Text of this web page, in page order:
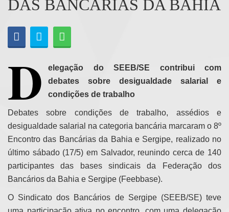
DAS BANCÁRIAS DA BAHIA
D
elegação do SEEB/SE contribui com
debates sobre desigualdade salarial e
condições de trabalho
Debates sobre condições de trabalho, assédios e
desigualdade salarial na categoria bancária marcaram o 8º
Encontro das Bancárias da Bahia e Sergipe, realizado no
último sábado (17/5) em Salvador, reunindo cerca de 140
participantes das bases sindicais da Federação dos
Bancários da Bahia e Sergipe (Feebbase).
O Sindicato dos Bancários de Sergipe (SEEB/SE) teve